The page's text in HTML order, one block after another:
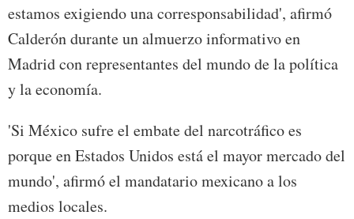
estamos exigiendo una corresponsabilidad', afirmó
Calderón durante un almuerzo informativo en
Madrid con representantes del mundo de la política
y la economía.
'Si México sufre el embate del narcotráfico es
porque en Estados Unidos está el mayor mercado del
mundo', afirmó el mandatario mexicano a los
medios locales.